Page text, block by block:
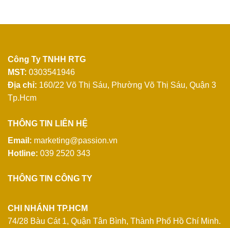
Công Ty TNHH RTG
MST: 0303541946
Địa chỉ: 160/22 Võ Thị Sáu, Phường Võ Thị Sáu, Quận 3
Tp.Hcm
THÔNG TIN LIÊN HỆ
Email: marketing@passion.vn
Hotline: 039 2520 343
THÔNG TIN CÔNG TY
CHI NHÁNH TP.HCM
74/28 Bàu Cát 1, Quận Tân Bình, Thành Phố Hồ Chí Minh.